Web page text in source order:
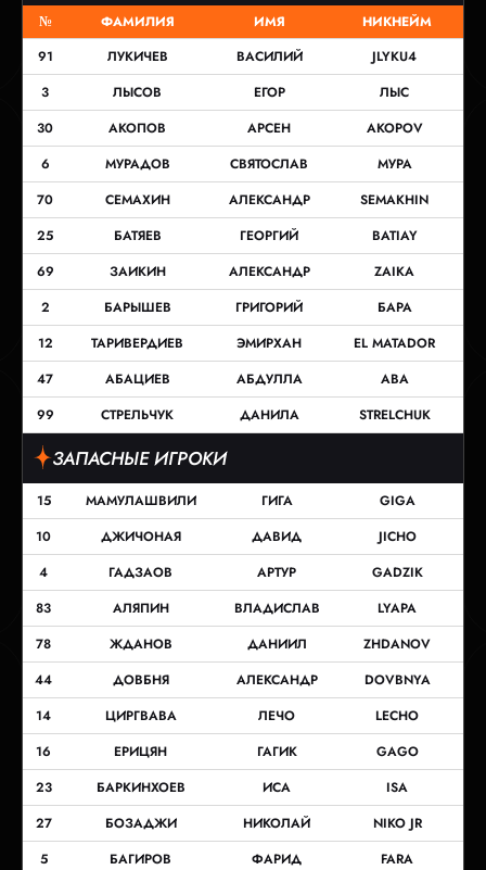
№ ФАМИЛИЯ ИМЯ
НИКНЕЙМ
91
ЛУКИЧЕВ ВАСИЛИЙ
JLYKU4
3
ЛЫСОВ ЕГОР
ЛЫС
30
АКОПОВ АРСЕН
AKOPOV
6
МУРАДОВ СВЯТОСЛАВ
МУРА
70
СЕМАХИН АЛЕКСАНДР
SEMAKHIN
25
БАТЯЕВ ГЕОРГИЙ
BATIAY
69
ЗАИКИН АЛЕКСАНДР
ZAIKA
2
БАРЫШЕВ ГРИГОРИЙ
БАРА
12
ТАРИВЕРДИЕВ ЭМИРХАН
EL MATADOR
47
АБАЦИЕВ АБДУЛЛА
ABA
99
СТРЕЛЬЧУК ДАНИЛА STRELCHUK
ЗАПАСНЫЕ ИГРОКИ
15 МАМУЛАШВИЛИ ГИГА
GIGA
10
ДЖИЧОНАЯ ДАВИД
JICHO
4
ГАДЗАОВ АРТУР
GADZIK
83
АЛЯПИН ВЛАДИСЛАВ
LYAPA
78
ЖДАНОВ ДАНИИЛ
ZHDANOV
44
ДОВБНЯ АЛЕКСАНДР
DOVBNYA
14
ЦИРГВАВА ЛЕЧО
LECHO
16
ЕРИЦЯН ГАГИК
GAGO
23
БАРКИНХОЕВ ИСА
ISA
27
БОЗАДЖИ НИКОЛАЙ
NIKO JR
5
БАГИРОВ ФАРИД
FARA